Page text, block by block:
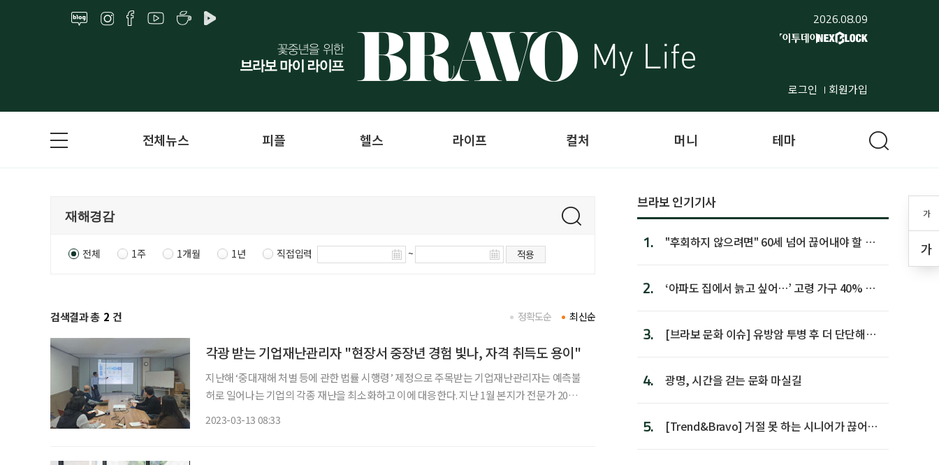
2026.08.09
로그인 회원가입
가
가
전체뉴스 피플 헬스 라이프 컬처 머니 테마
전체 1주 1개월 1년 직접입력 ~ 적용
검색결과 총 2 건 최신순
정확도순
각광 받는 기업재난관리자 "현장서 중장년 경험 빛나, 자격 취득도 용이"
지난해 ‘중대재해 처벌 등에 관한 법률 시행령’ 제정으로 주목받는 기업재난관리자는 예측불
허로 일어나는 기업의 각종 재난을 최소화하고 이에 대응한다. 지난 1월 본지가 전문가 20명
2023-03-13 08:33
브라보 인기기사
1.
"후회하지 않으려면" 60세 넘어 끊어내야 할 사
2.
‘아파도 집에서 늙고 싶어…’ 고령 가구 40% 노
3.
[브라보 문화 이슈] 유방암 투병 후 더 단단해진
4. 광명, 시간을 걷는 문화 마실길
5.
[Trend&Bravo] 거절 못 하는 시니어가 끊어야